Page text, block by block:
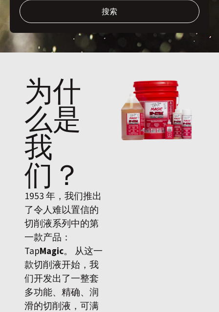
搜索
为什
么是
我
们 ？
1953 年，我们推出
了令人难以置信的
切削液系列中的第
一款产品：
TapMagic。 从这一
款切削液开始，我
们开发出了一整套
多功能、精确、润
滑的切削液，可满